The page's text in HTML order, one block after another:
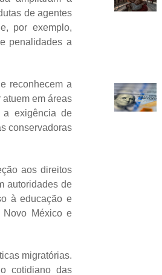
de agentes
por exemplo,
penalidades a
reconhecem a
em áreas
a exigência de
conservadoras
aos direitos
autoridades de
à educação e
Novo México e
migratórias.
cotidiano das